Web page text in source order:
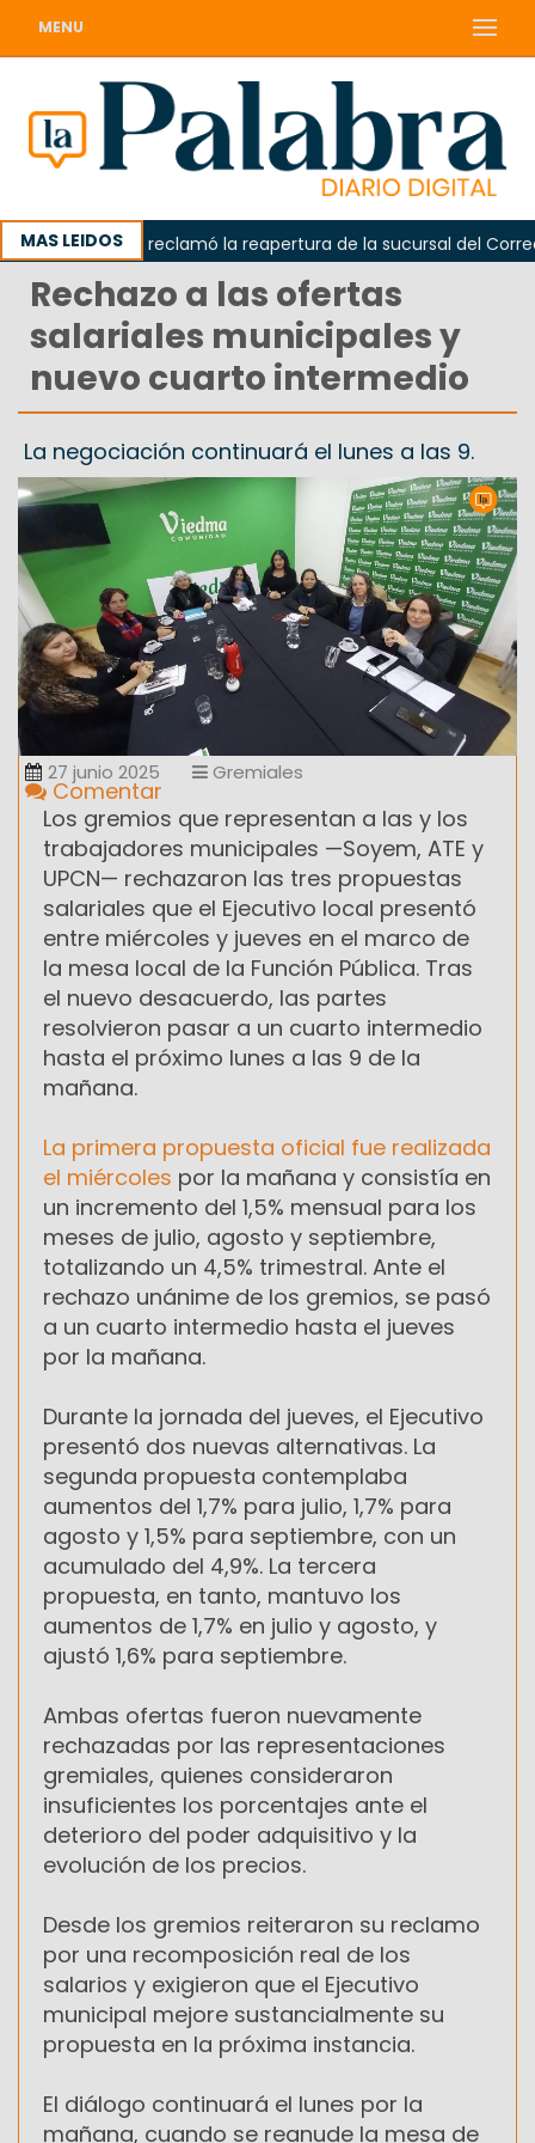
MENU
MAS LEIDOS
Odarda reclamó la reapertura de la sucursal del Correo
Rechazo a las ofertas
salariales municipales y
nuevo cuarto intermedio
La negociación continuará el lunes a las 9.
27 junio 2025 Gremiales
Comentar
Los gremios que representan a las y los
trabajadores municipales —Soyem, ATE y
UPCN— rechazaron las tres propuestas
salariales que el Ejecutivo local presentó
entre miércoles y jueves en el marco de
la mesa local de la Función Pública. Tras
el nuevo desacuerdo, las partes
resolvieron pasar a un cuarto intermedio
hasta el próximo lunes a las 9 de la
mañana.
La primera propuesta oficial fue realizada
el miércoles por la mañana y consistía en
un incremento del 1,5% mensual para los
meses de julio, agosto y septiembre,
totalizando un 4,5% trimestral. Ante el
rechazo unánime de los gremios, se pasó
a un cuarto intermedio hasta el jueves
por la mañana.
Durante la jornada del jueves, el Ejecutivo
presentó dos nuevas alternativas. La
segunda propuesta contemplaba
aumentos del 1,7% para julio, 1,7% para
agosto y 1,5% para septiembre, con un
acumulado del 4,9%. La tercera
propuesta, en tanto, mantuvo los
aumentos de 1,7% en julio y agosto, y
ajustó 1,6% para septiembre.
Ambas ofertas fueron nuevamente
rechazadas por las representaciones
gremiales, quienes consideraron
insuficientes los porcentajes ante el
deterioro del poder adquisitivo y la
evolución de los precios.
Desde los gremios reiteraron su reclamo
por una recomposición real de los
salarios y exigieron que el Ejecutivo
municipal mejore sustancialmente su
propuesta en la próxima instancia.
El diálogo continuará el lunes por la
mañana, cuando se reanude la mesa de